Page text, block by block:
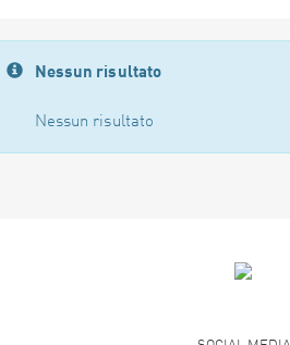
Nessun risultato
Nessun risultato